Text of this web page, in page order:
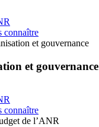
connaître
et gouvernance
et gouvernance
connaître
de l’ANR